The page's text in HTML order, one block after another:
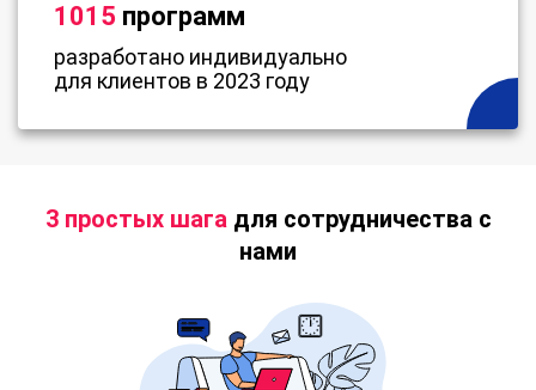
1015 программ
разработано индивидуально
для клиентов в 2023 году
3 простых шагадля сотрудничества с
нами